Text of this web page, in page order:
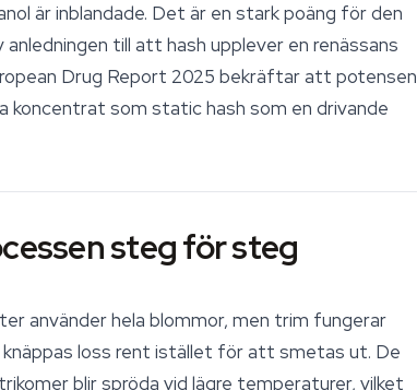
är inblandade. Det är en stark poäng för den
till att hash upplever en renässans
Drug Report 2025 bekräftar att potensen
koncentrat som static hash som en drivande
steg för steg
använder hela blommor, men trim fungerar
loss rent istället för att smetas ut. De
blir spröda vid lägre temperaturer, vilket